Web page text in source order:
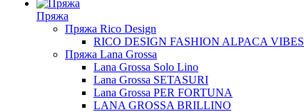
Пряжа
Пряжа Rico Design
RICO DESIGN FASHION ALPACA VIBES
Пряжа Lana Grossa
Lana Grossa Solo Lino
Lana Grossa SETASURI
Lana Grossa PER FORTUNA
LANA GROSSA BRILLINO